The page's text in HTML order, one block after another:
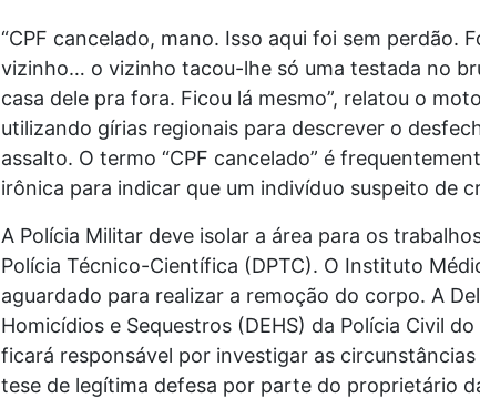
“CPF cancelado, mano. Isso aqui foi sem perdão.
vizinho… o vizinho tacou-lhe só uma testada no
casa dele pra fora. Ficou lá mesmo”, relatou o
utilizando gírias regionais para descrever o
assalto. O termo “CPF cancelado” é
irônica para indicar que um indivíduo suspeito de
A Polícia Militar deve isolar a área para os
Polícia Técnico-Científica (DPTC). O Instituto
aguardado para realizar a remoção do corpo. A
Homicídios e Sequestros (DEHS) da Polícia Civil
ficará responsável por investigar as
tese de legítima defesa por parte do proprietário